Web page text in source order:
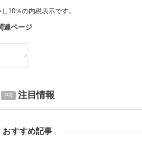
10％の内税表示です。
連ページ
注目情報
おすすめ記事